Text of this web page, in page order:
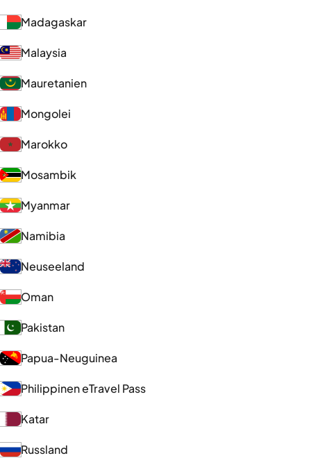
Madagaskar
Malaysia
Mauretanien
Mongolei
Marokko
Mosambik
Myanmar
Namibia
Neuseeland
Oman
Pakistan
Papua-Neuguinea
Philippinen eTravel Pass
Katar
Russland